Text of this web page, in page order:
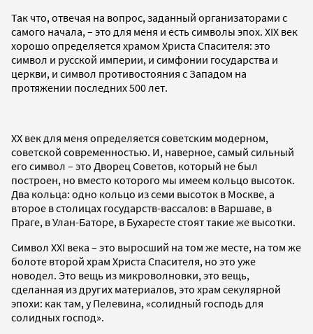
Так что, отвечая на вопрос, заданный организаторами с
самого начала, – это для меня и есть символы эпох. XIX век
хорошо определяется храмом Христа Спасителя: это
символ и русской империи, и симфонии государства и
церкви, и символ противостояния с Западом на
протяжении последних 500 лет.
ХХ век для меня определяется советским модерном,
советской современностью. И, наверное, самый сильный
его символ – это Дворец Советов, который не был
построен, но вместо которого мы имеем кольцо высоток.
Два кольца: одно кольцо из семи высоток в Москве, а
второе в столицах государств-вассалов: в Варшаве, в
Праге, в Улан-Баторе, в Бухаресте стоят такие же высотки.
Символ XXI века – это выросший на том же месте, на том же
болоте второй храм Христа Спасителя, но это уже
новодел. Это вещь из микроволновки, это вещь,
сделанная из других материалов, это храм секулярной
эпохи: как там, у Пелевина, «солидный господь для
солидных господ».